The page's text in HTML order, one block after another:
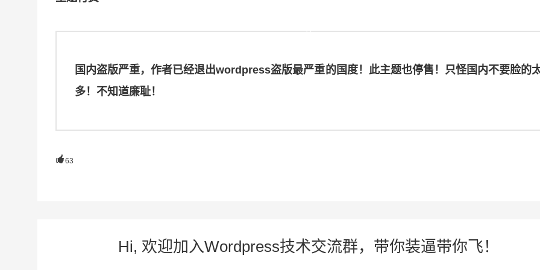
国内盗版严重，作者已经退出wordpress盗版最严重的国度！此主题也停售！只怪国内不要脸的
多！不知道廉耻！
63
Hi, 欢迎加入Wordpress技术交流群，带你装逼带你飞！